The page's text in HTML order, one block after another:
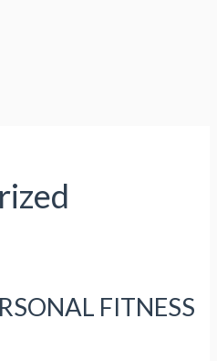
FITNESS